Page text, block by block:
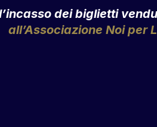
dei biglietti
all’Associazione Noi per